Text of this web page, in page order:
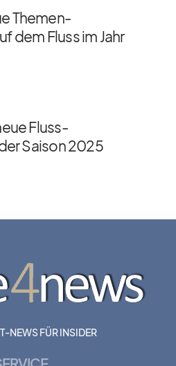
Themen-
dem Fluss im Jahr
Fluss-
Saison 2025
NEWS FÜR INSIDER